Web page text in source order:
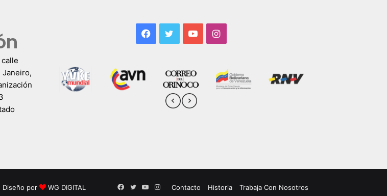
Janeiro,
Facebook
TwitterYouTubeInstagram
Diseño por WG DIGITAL Contacto Historia Trabaja Con Nosotros
Facebook
TwitterYouTube
Instagram